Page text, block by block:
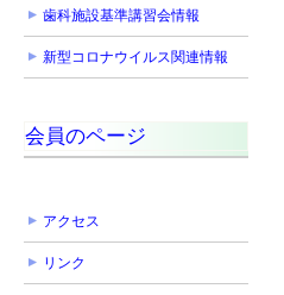
歯科施設基準講習会情報
新型コロナウイルス関連情報
会員のページ
アクセス
リンク